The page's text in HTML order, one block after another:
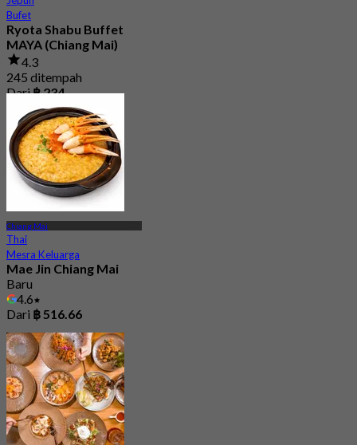
Bufet
Ryota Shabu Buffet
MAYA (Chiang Mai)
4.3
245 ditempah
Dari฿ 234
Chiang Mai
Thai
Mesra Keluarga
Mae Jin Chiang Mai
Baru
4.6
Dari ฿ 516.66